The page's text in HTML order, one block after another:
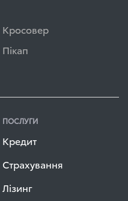
Кросовер
Пікап
ПОСЛУГИ
Кредит
Страхування
Лізинг